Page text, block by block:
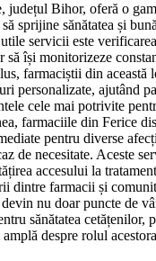
județul Bihor, oferă o
sprijine sănătatea și
servicii este
își monitorizeze
farmaciștii din această
personalizate, ajutând
cele mai potrivite
farmaciile din Ferice
pentru diverse
de necesitate. Aceste
accesului la
dintre farmacii și
nu doar puncte de
sănătatea cetățenilor,
despre rolul